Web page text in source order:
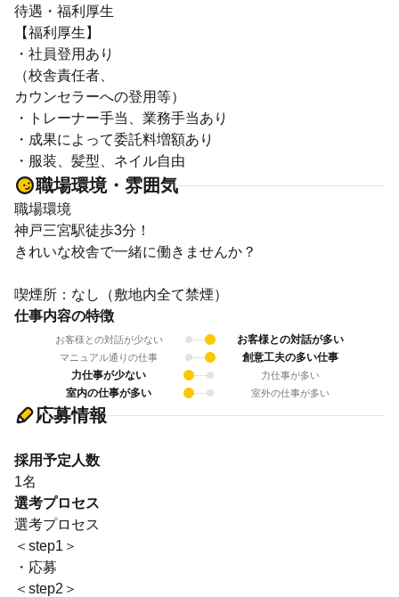
待遇・福利厚生
【福利厚生】
・社員登用あり
（校舎責任者、
カウンセラーへの登用等）
・トレーナー手当、業務手当あり
・成果によって委託料増額あり
・服装、髪型、ネイル自由
職場環境・雰囲気
職場環境
神戸三宮駅徒歩3分！
きれいな校舎で一緒に働きませんか？
喫煙所：なし（敷地内全て禁煙）
仕事内容の特徴
お客様との対話が少ない お客様との対話が多い
マニュアル通りの仕事
創意工夫の多い仕事
力仕事が少ない
力仕事が多い
室内の仕事が多い 室外の仕事が多い
応募情報
採用予定人数
1名
選考プロセス
選考プロセス
＜step1＞
・応募
＜step2＞